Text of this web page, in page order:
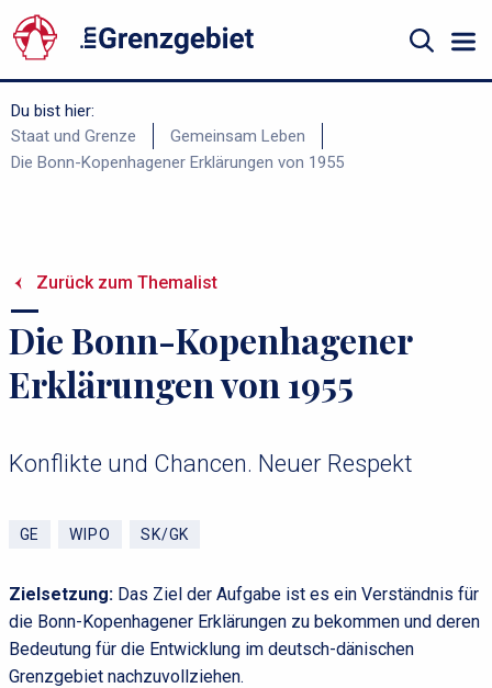
til
hovedindhold
Suche
Du bist hier:
Staat und Grenze
Gemeinsam Leben
Die Bonn-Kopenhagener Erklärungen von 1955
Zurück zum Themalist
Die Bonn-Kopenhagener
Erklärungen von 1955
Konflikte und Chancen. Neuer Respekt
GE WIPO SK/GK
Zielsetzung: Das Ziel der Aufgabe ist es ein Verständnis für
die Bonn-Kopenhagener Erklärungen zu bekommen und deren
Bedeutung für die Entwicklung im deutsch-dänischen
Grenzgebiet nachzuvollziehen.